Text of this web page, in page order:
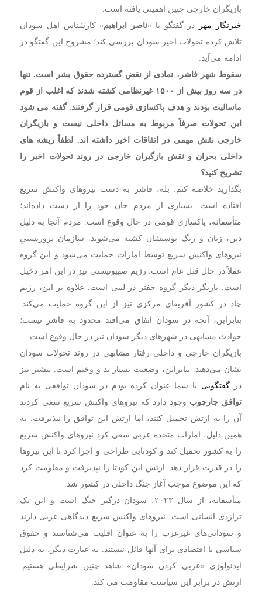
بازیگران خارجی چنین اهمیتی یافته است.
خبرنگار مهر
در گفتگو با «ناصر ابراهیم» کارشناس اهل سودان
تلاش کرده تحولات اخیر سودان بررسی کند؛ مشروح این گفتگو در
ادامه می‌آید:
سقوط شهر فاشر، نمادی از نقض گسترده حقوق بشر است.تنها
در سه روز بیش از
غیرنظامی کشته شدند که اغلب از قوم
ماسالیت بودند و هدف پاکسازی قومی قرار گرفتند. گفته می شود
این تحولات صرفاً مربوط به مسائل داخلی نیست و بازیگران
خارجی نقش مهمی در اتفاقات اخیر داشته اند. لطفاً ریشه های
داخلی بحران و نقش بازگیران خارجی در روند تحولات اخیر را
تشریح کنید؟
بگذارید خلاصه کنم: بله، فاشر به دست نیروهای واکنش سریع
افتاده است. بسیاری از مردم جان خود را از دست داده‌اند؛
متأسفانه، پاکسازی قومی در حال وقوع است. مردم آنجا به دلیل
دین، زبان و رنگ پوستشان کشته می‌شوند. سازمان تروریستیِ
نیروهای واکنش سریع توسط امارات حمایت می‌شود و این گروه
عملاً در حال قتل عام است. رژیم صهیونیستی نیز در این امر دخیل
است. بازیگر دیگر گروه حفتر در لیبی است. علاوه بر این، رژیم
چاد در کشور آفریقای مرکزی نیز از این گروه حمایت می‌کند.
بنابراین، آنچه در سودان اتفاق می‌افتد محدود به فاشر نیست؛
حوادث مشابهی در شهرهای دیگر سودان نیز در حال وقوع است.
بازیگران خارجی و داخلی رفتار مشابهی در روند تحولات سودان
نشان می‌دهند. بنابراین، وضعیت بسیار بد و وخیم است. پیشتر نیز
در
گفتگویی با شما عنوان کرده بودم در سودان توافقی به نام
توافق چارچوب وجود دارد که نیروهای واکنش سریع سعی کردند
آن را به ارتش تحمیل کنند، اما ارتش این توافق را نپذیرفت. به
همین دلیل، امارات متحده عربی سعی کرد نیروهای واکنش سریع
را به کشور تحمیل کند و کودتایی طراحی و اجرا کرد تا این نیروها
را در قدرت قرار دهد. ارتش این کودتا را نپذیرفت و مقاومت کرد
که این موضوع موجب آغاز جنگ داخلی در کشور شد.
متأسفانه، از سال ۲۰۲۳، سودان درگیر جنگ است و این یک
تراژدی انسانی است. نیروهای واکنش سریع دیدگاهی عربی دارند
و سودانی‌های غیرعرب را به عنوان اقلیت می‌شناسند و حقوق
سیاسی یا اقتصادی برای آنها قائل نیستند. به عبارت دیگر، به دلیل
ایدئولوژی «عربی کردن سودان» شاهد چنین شرایطی هستیم.
ارتش در برابر این سیاست مقاومت می کند.